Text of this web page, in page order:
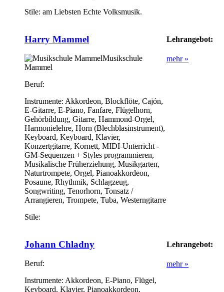
Stile: am Liebsten Echte Volksmusik.
Harry Mammel
Musikschule
Mammel
Beruf:
Instrumente: Akkordeon, Blockflöte, Cajón,
E-Gitarre, E-Piano, Fanfare, Flügelhorn,
Gehörbildung, Gitarre, Hammond-Orgel,
Harmonielehre, Horn (Blechblasinstrument),
Keyboard, Keyboard, Klavier,
Konzertgitarre, Kornett, MIDI-Unterricht -
GM-Sequenzen + Styles programmieren,
Musikalische Früherziehung, Musikgarten,
Naturtrompete, Orgel, Pianoakkordeon,
Posaune, Rhythmik, Schlagzeug,
Songwriting, Tenorhorn, Tonsatz /
Arrangieren, Trompete, Tuba, Westerngitarre
Stile:
Lehrangebot:
mehr »
Johann Chladny
Beruf:
Instrumente: Akkordeon, E-Piano, Flügel,
Keyboard, Klavier, Pianoakkordeon,
Lehrangebot:
mehr »